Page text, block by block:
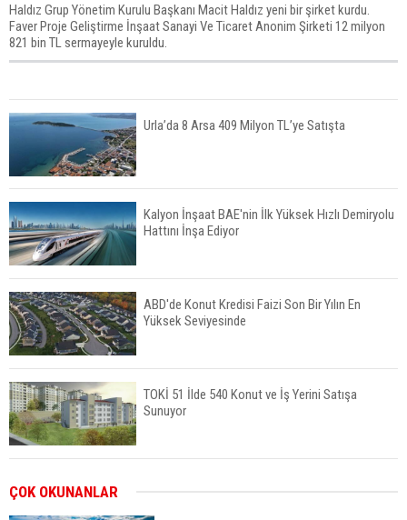
​Haldız Grup Yönetim Kurulu Başkanı Macit Haldız yeni bir şirket kurdu.
Faver Proje Geliştirme İnşaat Sanayi Ve Ticaret Anonim Şirketi 12 milyon
821 bin TL sermayeyle kuruldu.
Urla’da 8 Arsa 409 Milyon TL’ye Satışta
Kalyon İnşaat BAE'nin İlk Yüksek Hızlı Demiryolu
Hattını İnşa Ediyor
ABD'de Konut Kredisi Faizi Son Bir Yılın En
Yüksek Seviyesinde
TOKİ 51 İlde 540 Konut ve İş Yerini Satışa
Sunuyor
ÇOK OKUNANLAR